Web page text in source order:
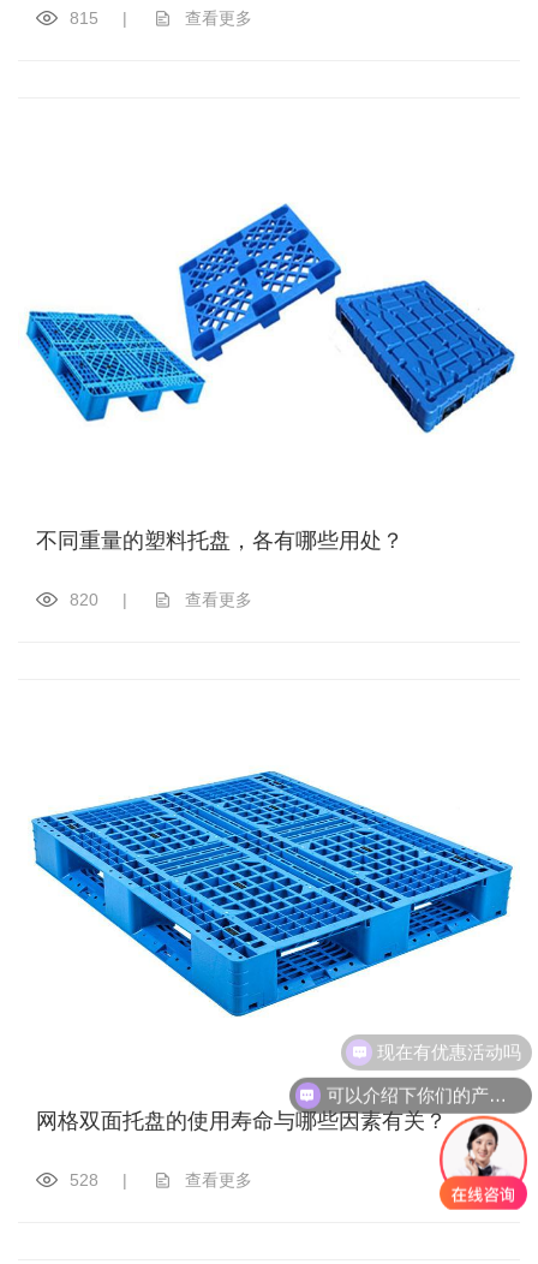
815 | 查看更多
不同重量的塑料托盘，各有哪些用处？
820 | 查看更多
网格双面托盘的使用寿命与哪些因素有关？
528 | 查看更多